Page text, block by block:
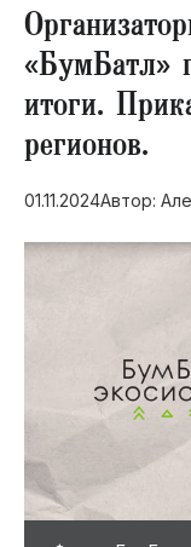
СВО
Выборы в
Социальная
Инфраструктура
Благоустройство
«БумБатл»
итоги.
регионов.
01.11.2024Автор: